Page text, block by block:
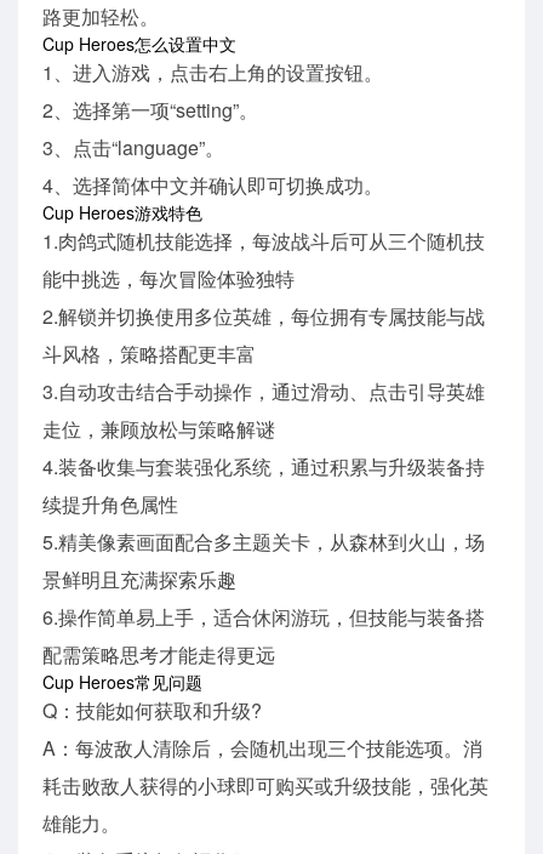
路更加轻松。
Cup Heroes怎么设置中文
1、进入游戏，点击右上角的设置按钮。
2、选择第一项“setting”。
3、点击“language”。
4、选择简体中文并确认即可切换成功。
Cup Heroes游戏特色
1.肉鸽式随机技能选择，每波战斗后可从三个随机技
能中挑选，每次冒险体验独特
2.解锁并切换使用多位英雄，每位拥有专属技能与战
斗风格，策略搭配更丰富
3.自动攻击结合手动操作，通过滑动、点击引导英雄
走位，兼顾放松与策略解谜
4.装备收集与套装强化系统，通过积累与升级装备持
续提升角色属性
5.精美像素画面配合多主题关卡，从森林到火山，场
景鲜明且充满探索乐趣
6.操作简单易上手，适合休闲游玩，但技能与装备搭
配需策略思考才能走得更远
Cup Heroes常见问题
Q：技能如何获取和升级?
A：每波敌人清除后，会随机出现三个技能选项。消
耗击败敌人获得的小球即可购买或升级技能，强化英
雄能力。